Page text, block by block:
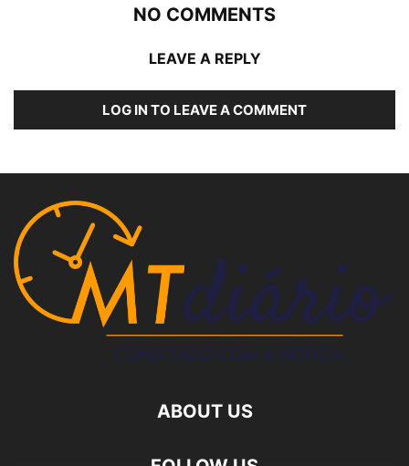
NO COMMENTS
LEAVE A REPLY
LOG IN TO LEAVE A COMMENT
ABOUT US